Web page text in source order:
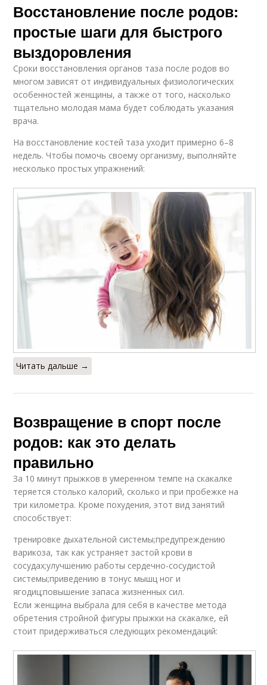
Восстановление после родов:
простые шаги для быстрого
выздоровления
Сроки восстановления органов таза после родов во
многом зависят от индивидуальных физиологических
особенностей женщины, а также от того, насколько
тщательно молодая мама будет соблюдать указания
врача.
На восстановление костей таза уходит примерно 6–8
недель. Чтобы помочь своему организму, выполняйте
несколько простых упражнений:
Читать дальше →
Возвращение в спорт после
родов: как это делать
правильно
За 10 минут прыжков в умеренном темпе на скакалке
теряется столько калорий, сколько и при пробежке на
три километра. Кроме похудения, этот вид занятий
способствует:
тренировке дыхательной системы;предупреждению
варикоза, так как устраняет застой крови в
сосудах;улучшению работы сердечно-сосудистой
системы;приведению в тонус мышц ног и
ягодиц;повышение запаса жизненных сил.
Если женщина выбрала для себя в качестве метода
обретения стройной фигуры прыжки на скакалке, ей
стоит придерживаться следующих рекомендаций: